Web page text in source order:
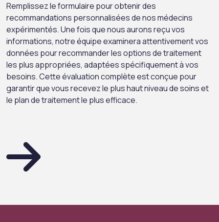
Remplissez le formulaire pour obtenir des
recommandations personnalisées de nos médecins
expérimentés. Une fois que nous aurons reçu vos
informations, notre équipe examinera attentivement vos
données pour recommander les options de traitement
les plus appropriées, adaptées spécifiquement à vos
besoins. Cette évaluation complète est conçue pour
garantir que vous recevez le plus haut niveau de soins et
le plan de traitement le plus efficace.